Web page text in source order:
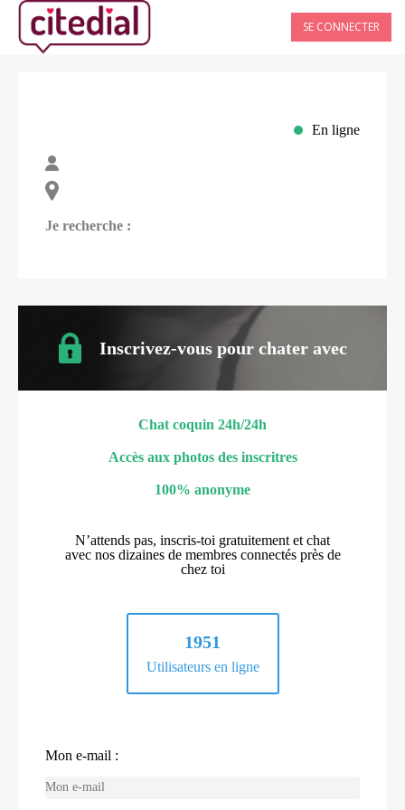
SE CONNECTER
En ligne
Je recherche :
Inscrivez-vous pour chater avec
Chat coquin 24h/24h
Accès aux photos des inscritres
100% anonyme
N’attends pas, inscris-toi gratuitement et chat
avec nos dizaines de membres connectés près de
chez toi
1951
Utilisateurs en ligne
Mon e-mail :